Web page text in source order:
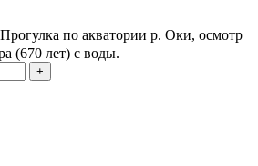
по акватории р. Оки, осмотр
(670 лет) с воды.